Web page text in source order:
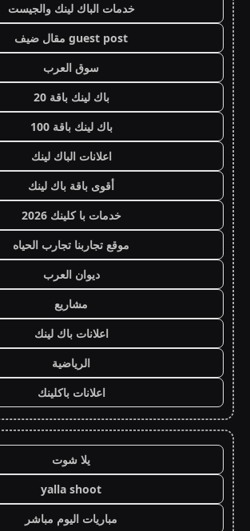
خدمات الباك لينك والجيست
guest post مقال ضيف
سوق العرب
باك لينك باقة 20
باك لينك باقة 100
اعلانات الباك لينك
أقوى باقة باك لينك
خدمات با كلينك 2026
موقع تجاربنا تجارب الحياه
ديوان العرب
مشاريع
اعلانات باك لينك
الرياضية
اعلانات باكلينك
يلا شوت
yalla shoot
مباريات اليوم مباشر